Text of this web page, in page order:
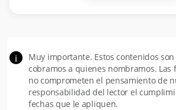
i
Muy importante. Estos contenidos
cobramos a quienes nombramos. Las
no comprometen el pensamiento de
responsabilidad del lector el
fechas que le apliquen.